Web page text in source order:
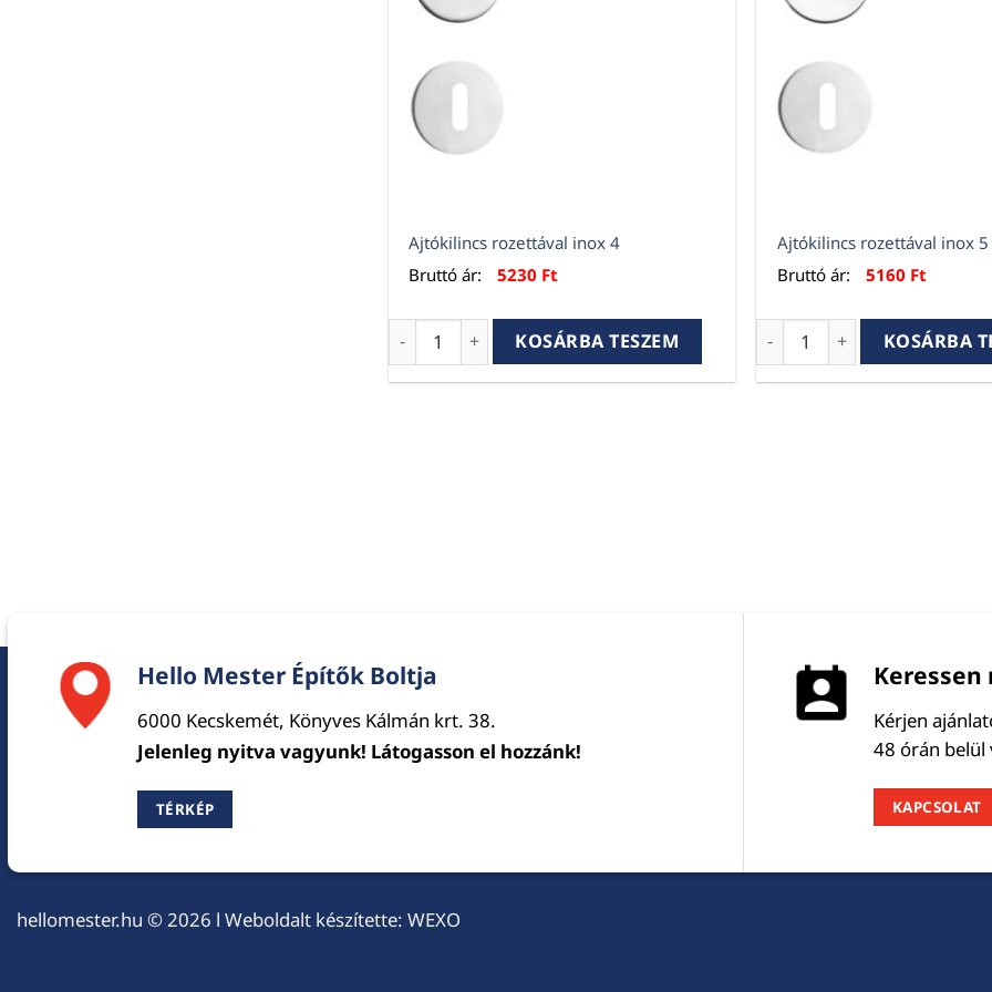
Ajtókilincs rozettával inox 4
Bruttó ár:
5230 Ft
Ajtókilincs rozettával inox 4 mennyiség
KOSÁRBA TESZEM
Ajtókilincs rozettával inox 5
Bruttó ár:
5160 Ft
Ajtókilincs rozettával inox 5
KOSÁRBA
Hello Mester Építők Boltja
6000 Kecskemét, Könyves Kálmán krt. 38.
Jelenleg nyitva vagyunk! Látogasson el hozzánk!
TÉRKÉP
Kérjen
48 órán belül
KAPCSOLAT
hellomester.hu © 2026 l Weboldalt készítette: WEXO